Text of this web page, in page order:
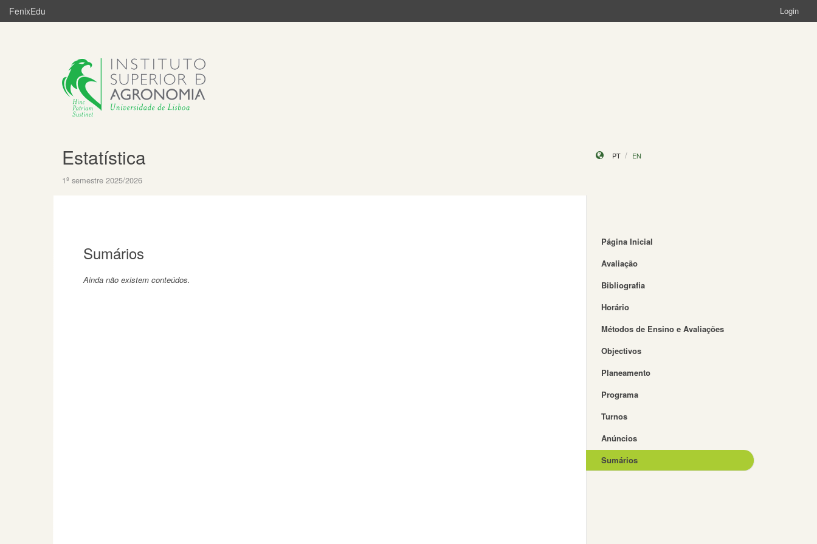
FenixEdu Login
Estatística
1º semestre 2025/2026
PT EN
Sumários
Ainda não existem conteúdos.
Página Inicial
Avaliação
Bibliografia
Horário
Métodos de Ensino e Avaliações
Objectivos
Planeamento
Programa
Turnos
Anúncios
Sumários